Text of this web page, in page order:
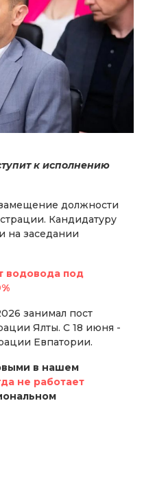
к исполнению
должности
Кандидатуру
на заседании
водовода под
занимал пост
Ялты. С 18 июня -
Евпатории.
в нашем
не работает